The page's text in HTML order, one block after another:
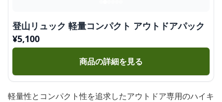
登山リュック 軽量コンパクト アウトドアパック
¥5,100
商品の詳細を見る
軽量性とコンパクト性を追求したアウトドア専用のハイキ